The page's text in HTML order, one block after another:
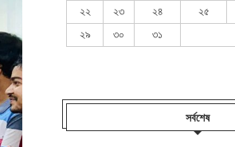
২২
২৩ ২৪ ২৫
২৯
৩০ ৩১
সর্বশেষ